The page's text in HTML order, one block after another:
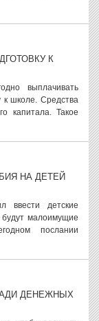
К
выплачивать
к школе. Средства
капитала. Такое
НА ДЕТЕЙ
ввести детские
малоимущие
послании
ДЕНЕЖНЫХ